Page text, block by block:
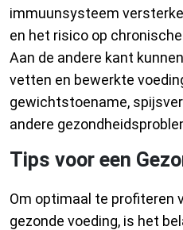
immuunsysteem
en het risico op
Aan de andere kant
vetten en bewerkte
gewichtstoename,
andere
Tips voor een
Om optimaal te profiteren
gezonde voeding, is het